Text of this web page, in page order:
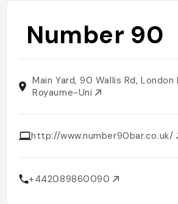
Number 90
Main Yard, 90 Wallis Rd, London
Royaume-Uni
http://www.number90bar.co.uk/
+442089860090